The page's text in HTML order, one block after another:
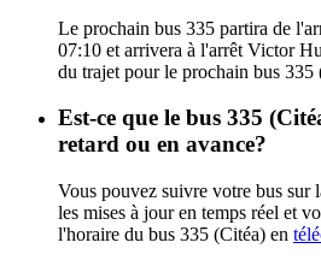
Le prochain bus 335 partira de
07:10 et arrivera à l'arrêt Victor
du trajet pour le prochain bus 335
Est-ce que le bus 335
retard ou en avance?
Vous pouvez suivre votre bus sur
les mises à jour en temps réel et
l'horaire du bus 335 (Citéa) en